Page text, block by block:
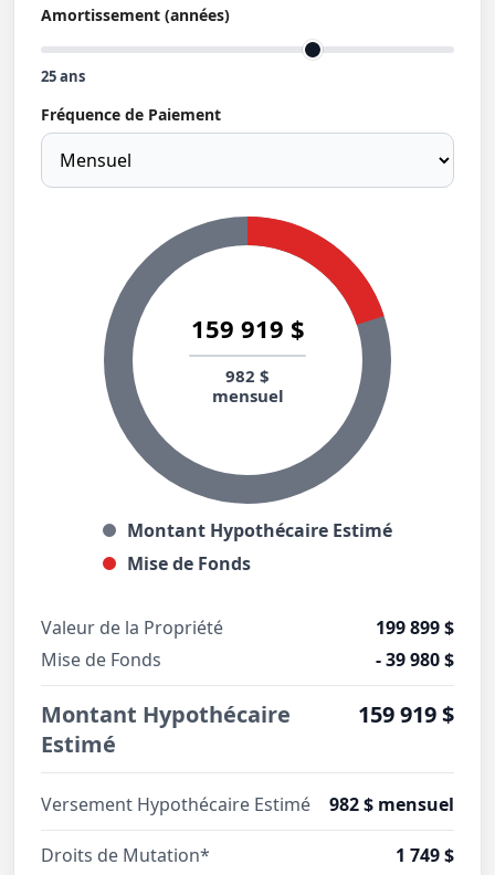
Amortissement (années)
25ans
Fréquence de Paiement
159 919 $
982 $
mensuel
Montant Hypothécaire Estimé
Mise de Fonds
Valeur de la Propriété
199 899 $
Mise de Fonds
- 39 980 $
Montant Hypothécaire
Estimé
159 919 $
Versement Hypothécaire Estimé 982 $ mensuel
Droits de Mutation* 1 749 $